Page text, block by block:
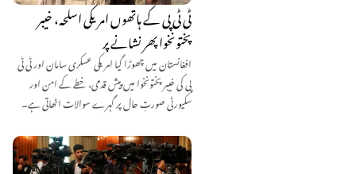
ٹی ٹی پی کے ہاتھوں امریکی اسلحہ، خیبر
پختونخوا پھر نشانے پر
افغانستان میں چھوڑا گیا امریکی عسکری سامان اور ٹی ٹی
پی کی خیبر پختونخوا میں پیش قدمی، خطے کے امن اور
سکیورٹی صورتِ حال پر گہرے سوالات اٹھاتی ہے۔